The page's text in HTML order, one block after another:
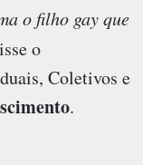
o filho gay que
o
Coletivos e
.